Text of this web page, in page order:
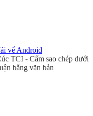
vể Android
TCI - Cấm sao chép dưới
bằng văn bản